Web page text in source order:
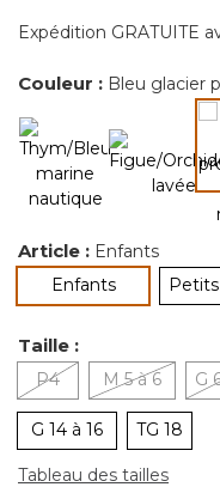
Expédition GRATUITE
Couleur : Bleu glacier
Article : Enfants
Enfantssélectionné
Taille :
P4 M 5 à 6 G
G 14 à 16 TG 18
Tableau des tailles